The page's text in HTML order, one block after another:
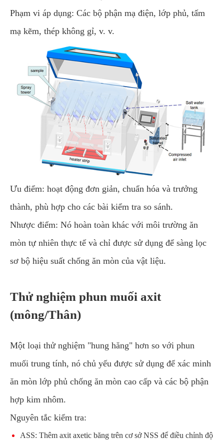
Phạm vi áp dụng: Các bộ phận mạ điện, lớp phủ, tấm
mạ kẽm, thép không gỉ, v. v.
Ưu điểm: hoạt động đơn giản, chuẩn hóa và trưởng
thành, phù hợp cho các bài kiểm tra so sánh.
Nhược điểm: Nó hoàn toàn khác với môi trường ăn
mòn tự nhiên thực tế và chỉ được sử dụng để sàng lọc
sơ bộ hiệu suất chống ăn mòn của vật liệu.
Thử nghiệm phun muối axit
(mông/Thân)
Một loại thử nghiệm "hung hăng" hơn so với phun
muối trung tính, nó chủ yếu được sử dụng để xác minh
ăn mòn lớp phủ chống ăn mòn cao cấp và các bộ phận
hợp kim nhôm.
Nguyên tắc kiểm tra:
ASS: Thêm axit axetic băng trên cơ sở NSS để điều chỉnh độ